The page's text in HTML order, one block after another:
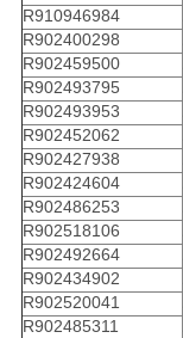
R910946984
R902400298
R902459500
R902493795
R902493953
R902452062
R902427938
R902424604
R902486253
R902518106
R902492664
R902434902
R902520041
R902485311